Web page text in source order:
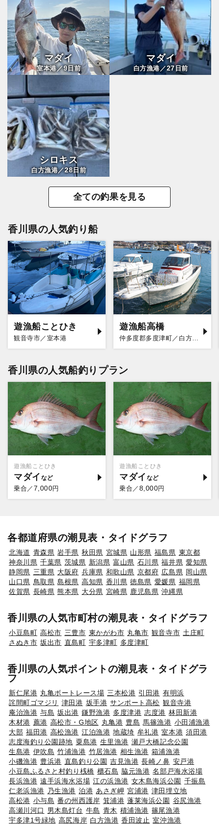
マダイ
室本港／9日前
マダイ
白方漁港／27日前
シロキス
白方漁港／28日前
全ての釣果を見る
香川県の人気釣り船
遊漁船ことひき
観音寺市／室本港
遊漁船高橋
仲多度郡多度津町／白方漁港
香川県の人気船釣りプラン
遊漁船ことひき
マダイ
乗合／ 7,000円
遊漁船ことひき
マダイ
乗合／ 8,000円
各都道府県の潮見表・タイドグラフ
北海道 青森県 岩手県 秋田県 宮城県 山形県 福島県 東京都
神奈川県 千葉県 茨城県 新潟県 富山県 石川県 福井県 愛知県
静岡県 三重県 大阪府 兵庫県 和歌山県 京都府 広島県 岡山県
山口県 鳥取県 島根県 高知県 香川県 徳島県 愛媛県 福岡県
佐賀県 長崎県 熊本県 大分県 宮崎県 鹿児島県 沖縄県
香川県の人気市町村の潮見表・タイドグラフ
小豆島町 高松市 三豊市 東かがわ市 丸亀市 観音寺市 土庄町
さぬき市 坂出市 直島町 宇多津町 多度津町
香川県の人気ポイントの潮見表・タイドグラ
フ
新仁尾港 丸亀ボートレース場 三本松港 引田港 有明浜
詫間町ゴマジリ
津田港 坂手港 サンポート高松 観音寺港
庵治漁港 与島 坂出港 鎌野漁港 多度津港 志度港 林田新港
木材港 薦港 高松市・G地区 丸亀港 豊島 馬篠漁港 小田浦漁港
大部 福田港 高松漁港 江泊漁港 地蔵埼 牟礼港 室本港 須田港
志度海釣り公園跡地 粟島港 生里漁港 瀬戸大橋記念公園
生島港 伊吹島 竹浦漁港 竹居漁港 相生漁港 箱浦漁港
小磯漁港 豊浜港 直島釣り公園 吉見漁港 長崎ノ鼻 安戸港
小豆島ふるさと村釣り桟橋 櫃石島 脇元漁港 名部戸海水浴場
長浜漁港 遠手浜海水浴場 江の浜漁港 女木島海浜公園 千振島
仁老浜漁港 乃生漁港 泊港 あさぎ岬 宮浦港 津田埋立地
高松港 小与島 番の州西護岸 箕浦港 蓬莱海浜公園 谷尻漁港
高瀬川河口
男木島灯台 牛島 青木 積浦漁港 篠尾漁港
宇多津1号緑地 高尻海岸 白方漁港 香田波止 室沖漁港